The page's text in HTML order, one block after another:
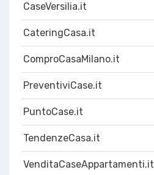
CaseVersilia.it
CateringCasa.it
ComproCasaMilano.it
PreventiviCase.it
PuntoCase.it
TendenzeCasa.it
VenditaCaseAppartamenti.it